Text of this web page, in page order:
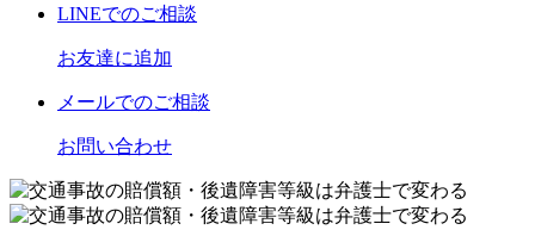
LINEでのご相談
お友達に追加
メールでのご相談
お問い合わせ